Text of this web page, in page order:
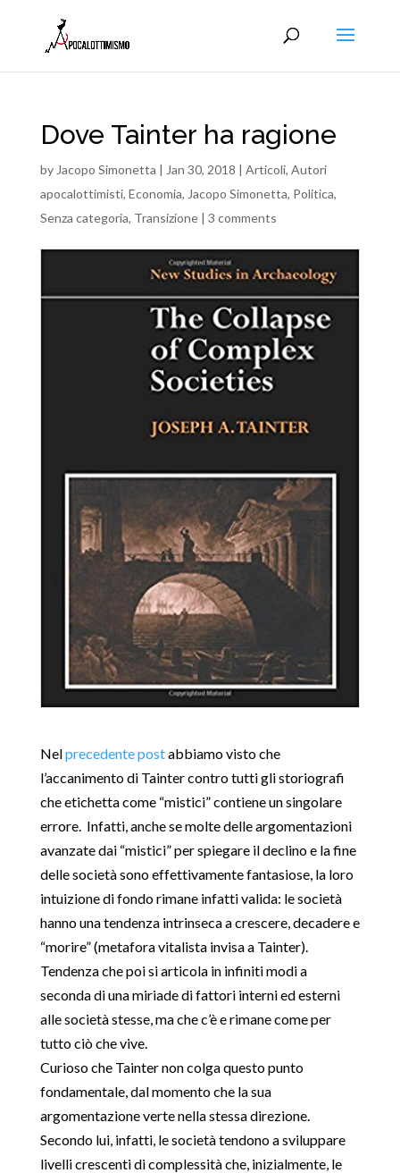
Dove Tainter ha ragione
by Jacopo Simonetta | Jan 30, 2018 | Articoli, Autori
apocalottimisti, Economia, Jacopo Simonetta, Politica,
Senza categoria, Transizione| 3 comments
Nelprecedente postabbiamo visto che
l’accanimento di Tainter contro tutti gli storiografi
che etichetta come “mistici” contiene un singolare
errore. Infatti, anche se molte delle argomentazioni
avanzate dai “mistici” per spiegare il declino e la fine
delle società sono effettivamente fantasiose, la loro
intuizione di fondo rimane infatti valida: le società
hanno una tendenza intrinseca a crescere, decadere e
“morire” (metafora vitalista invisa a Tainter).
Tendenza che poi si articola in infiniti modi a
seconda di una miriade di fattori interni ed esterni
alle società stesse, ma che c’è e rimane come per
tutto ciò che vive.
Curioso che Tainter non colga questo punto
fondamentale, dal momento che la sua
argomentazione verte nella stessa direzione.
Secondo lui, infatti, le società tendono a sviluppare
livelli crescenti di complessità che, inizialmente, le